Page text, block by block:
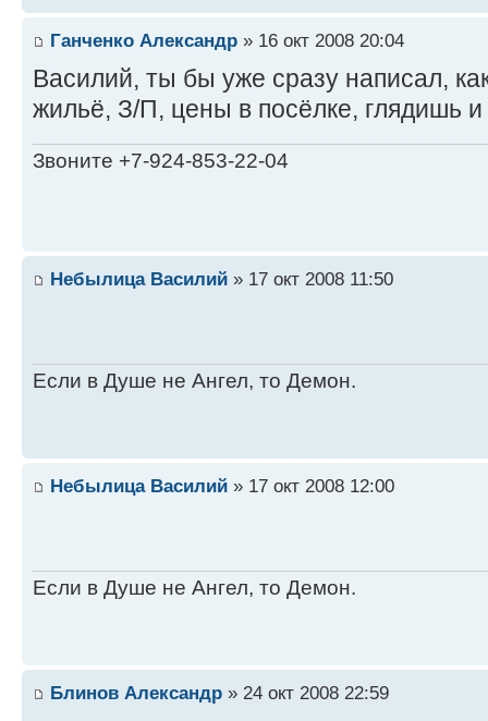
Ганченко Александр » 16 окт 2008 20:04
Василий, ты бы уже сразу написал,
жильё, З/П, цены в посёлке, глядишь
Звоните +7-924-853-22-04
Небылица Василий » 17 окт 2008 11:50
Если в Душе не Ангел, то Демон.
Небылица Василий » 17 окт 2008 12:00
Если в Душе не Ангел, то Демон.
Блинов Александр » 24 окт 2008 22:59